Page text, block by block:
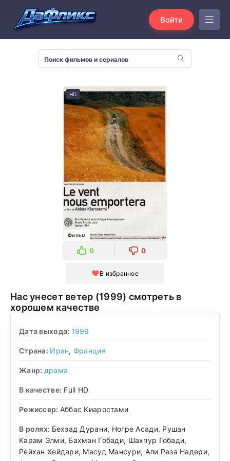
Войти
HD
Фильм
0 0
В избранное
Нас унесет ветер (1999) смотреть в
хорошем качестве
Дата выхода: 1999
Страна: Иран, Франция
Жанр: драма
В качестве: Full HD
Режиссер: Аббас Киаростами
В ролях: Бехзад Дурани, Ногре Асади, Рушан
Карам Элми, Бахман Гобади, Шахпур Гобади,
Рейхан Хейдари, Масуд Мансури, Али Реза Надери,